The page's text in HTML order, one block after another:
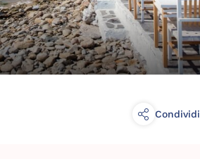
Condividi